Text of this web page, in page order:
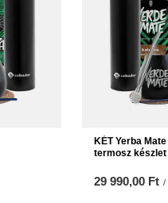
KÉT Yerba
termosz készlet
29 990,00 Ft /